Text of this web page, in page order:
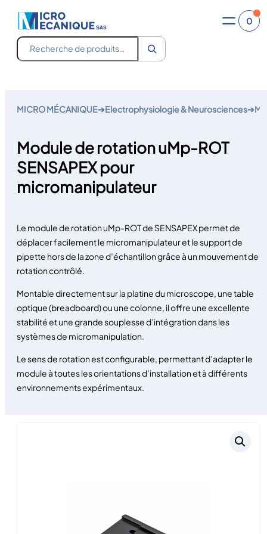
contenu
0
Recherche
MICRO MÉCANIQUE➔Electrophysiologie & Neurosciences➔
Module de rotation uMp-ROT
SENSAPEX pour
micromanipulateur
Le module de rotation uMp-ROT de SENSAPEX permet de
déplacer facilement le micromanipulateur et le support de
pipette hors de la zone d’échantillon grâce à un mouvement de
rotation contrôlé.
Montable directement sur la platine du microscope, une table
optique (breadboard) ou une colonne, il offre une excellente
stabilité et une grande souplesse d’intégration dans les
systèmes de micromanipulation.
Le sens de rotation est configurable, permettant d’adapter le
module à toutes les orientations d’installation et à différents
environnements expérimentaux.